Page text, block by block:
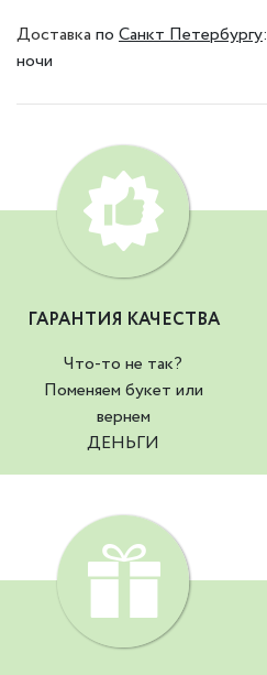
Доставка по Санкт Петербургу:
ночи
ГАРАНТИЯ КАЧЕСТВА
Что-то не так?
Поменяем букет или
вернем
ДЕНЬГИ